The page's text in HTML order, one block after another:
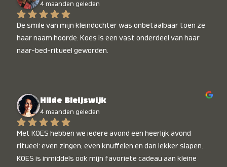
4 maanden geleden
De smile van mijn kleindochter was onbetaalbaar toen ze
haar naam hoorde. Koes is een vast onderdeel van haar
naar-bed-ritueel geworden.
Hilde Bleijswijk
4 maanden geleden
Met KOES hebben we iedere avond een heerlijk avond
ritueel: even zingen, even knuffelen en dan lekker slapen.
KOES is inmiddels ook mijn favoriete cadeau aan kleine